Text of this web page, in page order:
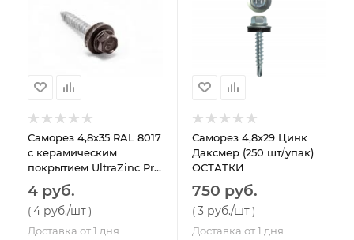
Саморез 4,8х35 RAL 8017
с керамическим
покрытием UltraZinc Pro
(250 шт/упак) Grand Line
4 руб.
(4 руб./шт)
Доставка от 1 дня
Саморез 4,8х29 Цинк
Даксмер (250 шт/упак)
ОСТАТКИ
750 руб.
(3 руб./шт )
Доставка от 1 дня